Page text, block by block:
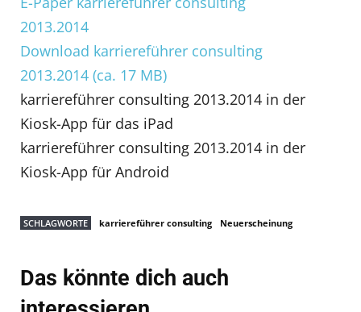
2013.2014
Download karriereführer consulting
2013.2014 (ca. 17 MB)
karriereführer consulting 2013.2014 in der
Kiosk-App für das iPad
karriereführer consulting 2013.2014 in der
Kiosk-App für Android
SCHLAGWORTE karriereführer consulting Neuerscheinung
Das könnte dich auch